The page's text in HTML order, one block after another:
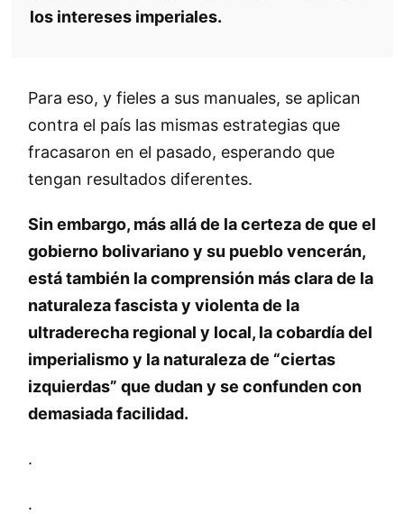
los intereses imperiales.
Para eso, y fieles a sus manuales, se aplican
contra el país las mismas estrategias que
fracasaron en el pasado, esperando que
tengan resultados diferentes.
Sin embargo, más allá de la certeza de que el
gobierno bolivariano y su pueblo vencerán,
está también la comprensión más clara de la
naturaleza fascista y violenta de la
ultraderecha regional y local, la cobardía del
imperialismo y la naturaleza de “ciertas
izquierdas” que dudan y se confunden con
demasiada facilidad.
.
.